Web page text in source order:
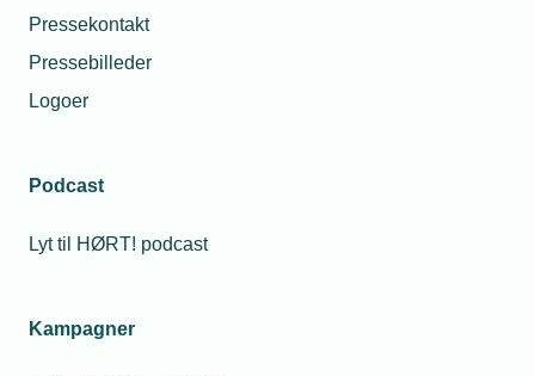
Pressekontakt
Pressebilleder
Logoer
Podcast
Lyt til HØRT! podcast
Kampagner